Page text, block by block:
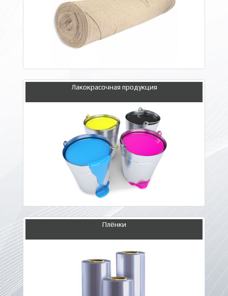
Лакокрасочная продукция
Плёнки